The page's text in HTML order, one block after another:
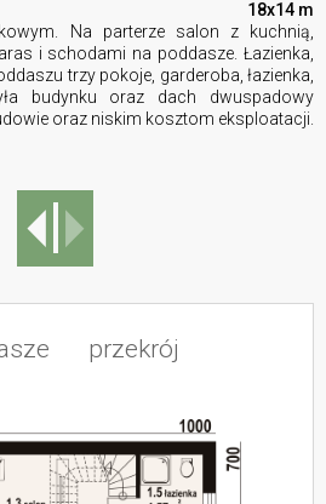
18x14 m
Na parterze salon z kuchnią,
i schodami na poddasze. Łazienka,
trzy pokoje, garderoba, łazienka,
budynku oraz dach dwuspadowy
oraz niskim kosztom eksploatacji.
przekrój